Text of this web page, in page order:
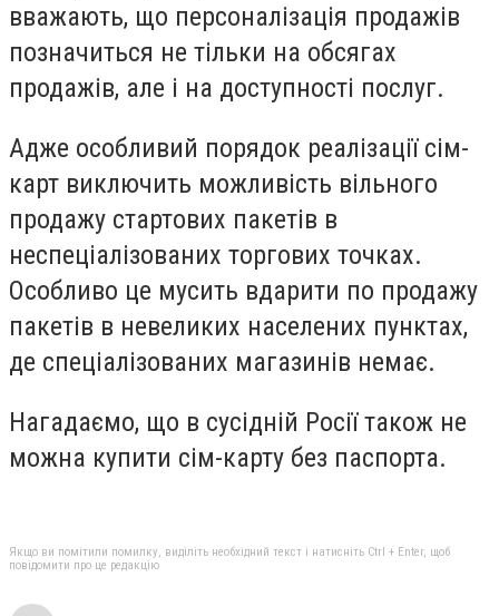
вважають, що персоналізація продажів
позначиться не тільки на обсягах
продажів, але і на доступності послуг.
Адже особливий порядок реалізації сім-
карт виключить можливість вільного
продажу стартових пакетів в
неспеціалізованих торгових точках.
Особливо це мусить вдарити по продажу
пакетів в невеликих населених пунктах,
де спеціалізованих магазинів немає.
Нагадаємо, що в сусідній Росії також не
можна купити сім-карту без паспорта.
Якщо ви помітили помилку, виділіть необхідний текст і натисніть Ctrl + Enter, щоб
повідомити про це редакцію